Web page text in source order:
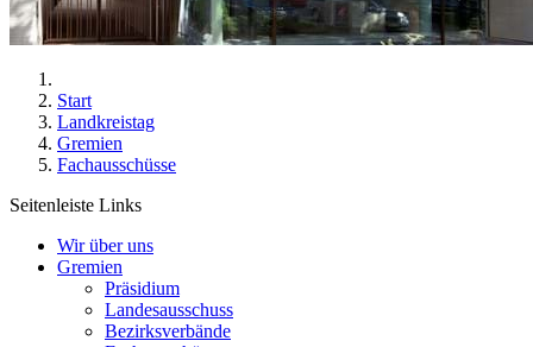
Start
Landkreistag
Gremien
Fachausschüsse
Seitenleiste Links
Wir über uns
Gremien
Präsidium
Landesausschuss
Bezirksverbände